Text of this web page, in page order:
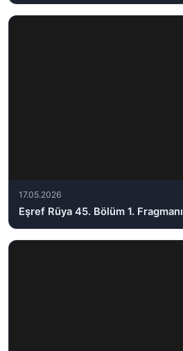
17.05.2026
Eşref Rüya 45. Bölüm 1. Fragmanı